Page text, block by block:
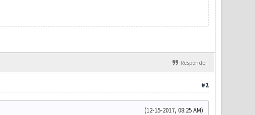
Responder
#2
(12-15-2017, 08:25 AM)